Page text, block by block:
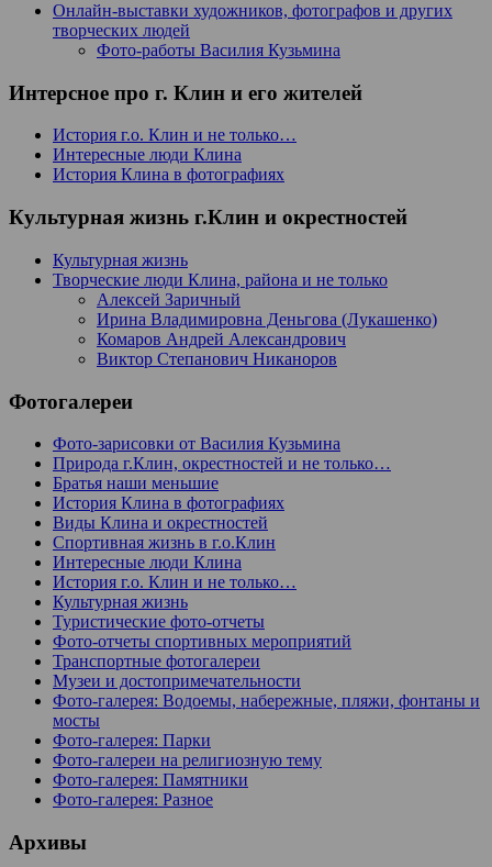
Онлайн-выставки художников, фотографов и других
творческих людей
Фото-работы Василия Кузьмина
Интерсное про г. Клин и его жителей
История г.о. Клин и не только…
Интересные люди Клина
История Клина в фотографиях
Культурная жизнь г.Клин и окрестностей
Культурная жизнь
Творческие люди Клина, района и не только
Алексей Заричный
Ирина Владимировна Деньгова (Лукашенко)
Комаров Андрей Александрович
Виктор Степанович Никаноров
Фотогалереи
Фото-зарисовки от Василия Кузьмина
Природа г.Клин, окрестностей и не только…
Братья наши меньшие
История Клина в фотографиях
Виды Клина и окрестностей
Спортивная жизнь в г.о.Клин
Интересные люди Клина
История г.о. Клин и не только…
Культурная жизнь
Туристические фото-отчеты
Фото-отчеты спортивных мероприятий
Транспортные фотогалереи
Музеи и достопримечательности
Фото-галерея: Водоемы, набережные, пляжи, фонтаны и
мосты
Фото-галерея: Парки
Фото-галереи на религиозную тему
Фото-галерея: Памятники
Фото-галерея: Разное
Архивы